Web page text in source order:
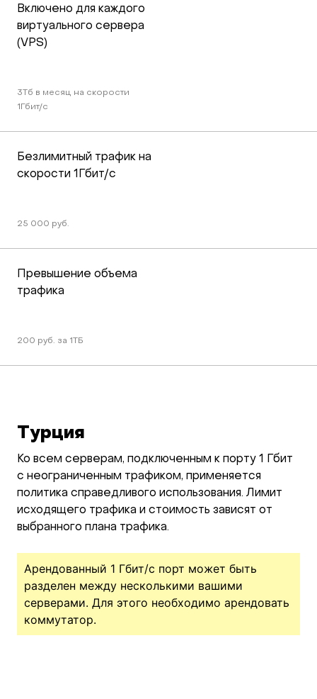
Включено для каждого
виртуального сервера
(VPS)
3Тб в месяц на скорости
1Гбит/c
Безлимитный трафик на
скорости 1Гбит/c
25 000 руб.
Превышение объема
трафика
200 руб. за 1ТБ
Турция
Ко всем серверам, подключенным к порту 1 Гбит
с неограниченным трафиком, применяется
политика справедливого использования. Лимит
исходящего трафика и стоимость зависят от
выбранного плана трафика.
Арендованный 1 Гбит/c порт может быть
разделен между несколькими вашими
серверами. Для этого необходимо арендовать
коммутатор.